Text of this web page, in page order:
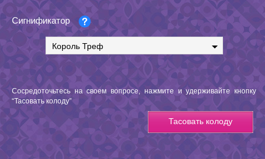
Сигнификатор
Король Треф
Сосредоточьтесь на своем вопросе, нажмите и удерживайте кнопку
“Тасовать колоду”
Тасовать колоду